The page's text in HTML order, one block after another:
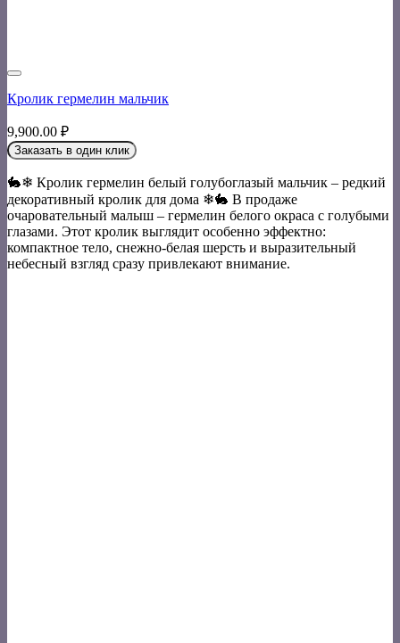
Кролик гермелин мальчик
9,900.00 ₽
Заказать в один клик
🐇❄ Кролик гермелин белый голубоглазый мальчик – редкий
декоративный кролик для дома ❄🐇 В продаже
очаровательный малыш – гермелин белого окраса с голубыми
глазами. Этот кролик выглядит особенно эффектно:
компактное тело, снежно-белая шерсть и выразительный
небесный взгляд сразу привлекают внимание.